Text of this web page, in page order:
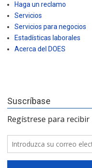
Haga un reclamo
Servicios
Servicios para negocios
Estadísticas laborales
Acerca del DOES
Suscríbase